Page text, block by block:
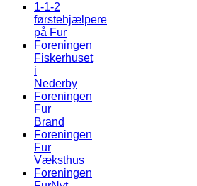
1-1-2
førstehjælpere
på Fur
Foreningen
Fiskerhuset
i
Nederby
Foreningen
Fur
Brand
Foreningen
Fur
Væksthus
Foreningen